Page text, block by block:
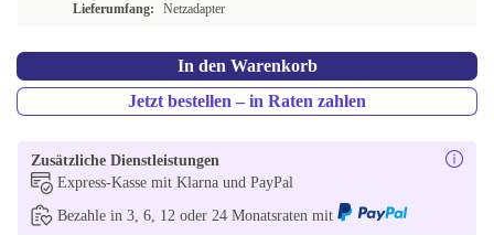
Lieferumfang:
Netzadapter
In den Warenkorb
Jetzt bestellen – in Raten zahlen
Zusätzliche Dienstleistungen
Express-Kasse mit Klarna und PayPal
Bezahle in 3, 6, 12 oder 24 Monatsraten mit